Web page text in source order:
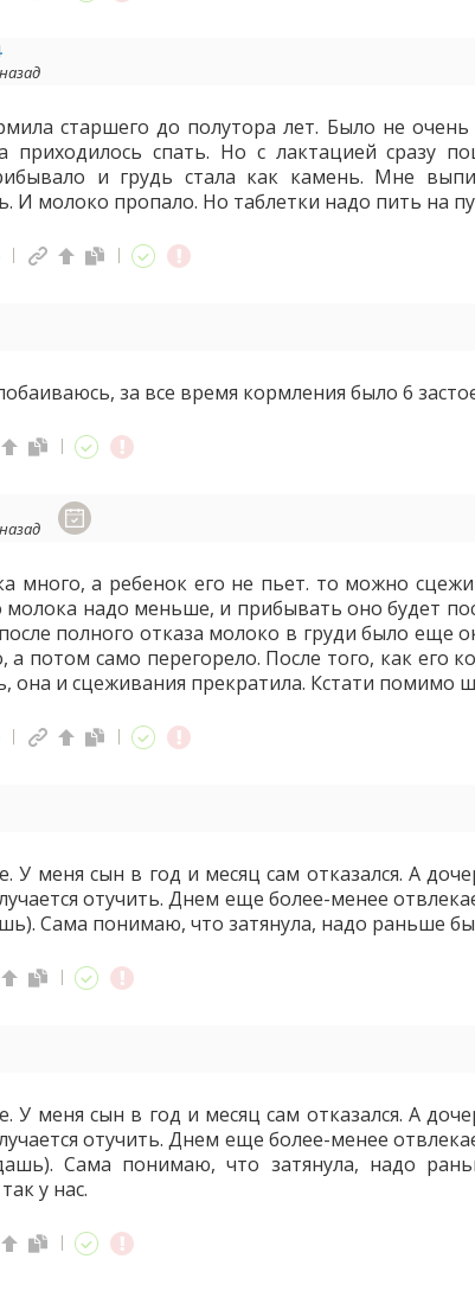
старшего до полутора лет. Было не
приходилось спать. Но с лактацией сразу
и грудь стала как камень. Мне
И молоко пропало. Но таблетки надо пить на
за все время кормления было 6
много, а ребенок его не пьет. то можно
молока надо меньше, и прибывать оно будет
полного отказа молоко в груди было еще
а потом само перегорело. После того, как его
она и сцеживания прекратила. Кстати помимо
У меня сын в год и месяц сам отказался. А
отучить. Днем еще более-менее
Сама понимаю, что затянула, надо раньше
У меня сын в год и месяц сам отказался. А
отучить. Днем еще более-менее
Сама понимаю, что затянула, надо
у нас.